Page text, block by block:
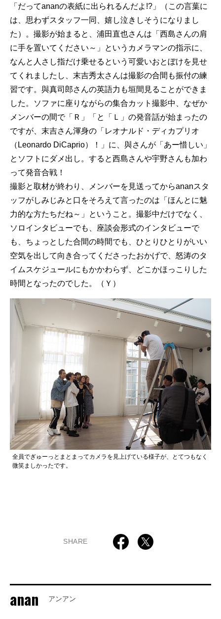
「だってananの表紙に出られるんだよ!?」（この言葉に
は、思わずスタッフ一同、嬉し泣きしそうになりまし
た）。撮影が始まると、浦田直也さんは「西島さんの肩
に手を置いてください～」というカメラマンの指示に、
なんと人さし指だけ乗せるという可愛いおとぼけを見せ
てくれましたし、末吉秀太さんは撮影の合間も振付の練
習です。與真司郎さんの英語力も垣間見ることができま
した。ソファに座りながらの集合カット撮影中、なぜか
メンバーの間で「Ｒ」「と「Ｌ」の発音話が始まったの
ですが、末吉さん渾身の「レオナルド・ディカプリオ
（Leonardo DiCaprio）！」に、與さんが「あー惜しい」
とソフトにダメ出し。すると西島さんや宇野さんも加わ
って発音合戦！
撮影と取材が終わり、メンバーを見送ってからananスタ
ッフがしみじみと口をそろえて言ったのは「ほんとに魅
力的な方たちだね～」ということ。撮影中だけでなく、
ソロインタビューでも、座談会形式のインタビューで
も、ちょっとした合間の時間でも、ひとりひとりがいい
空気を出して向き合ってくださったおかげで、怒涛のタ
イムスケジュールにもかかわらず、どこかほっこりした
時間となったのでした。（Ｙ）
全員でぎゅーっとまとまってカメラを見上げている様子が、とてつもなく
微笑ましかったです。
SHARE
anan アンアン